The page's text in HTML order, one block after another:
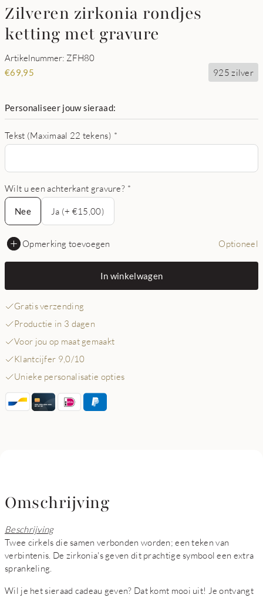
Zilveren zirkonia rondjes
ketting met gravure
Artikelnummer: ZFH80
€69,95 925 zilver
Personaliseer jouw sieraad:
Tekst (Maximaal 22 tekens) *
Wilt u een achterkant gravure? *
Nee
Nee
Ja (+ €15,00)
Opmerking toevoegen Optioneel
In winkelwagen
Gratis verzending
Productie in 3 dagen
Voor jou op maat gemaakt
Klantcijfer 9,0/10
Unieke personalisatie opties
Omschrijving
Beschrijving
Twee cirkels die samen verbonden worden; een teken van
verbintenis. De zirkonia's geven dit prachtige symbool een extra
sprankeling.
Wil je het sieraad cadeau geven? Dat komt mooi uit! Je ontvangt